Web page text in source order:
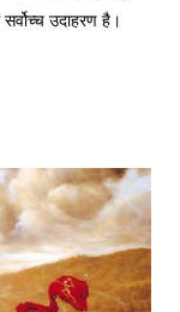
उदाहरण है।
वैसे ही जैसे हमने कुछ
(UPSC / NET
साहित्य: वीर रस
महत्व: ...